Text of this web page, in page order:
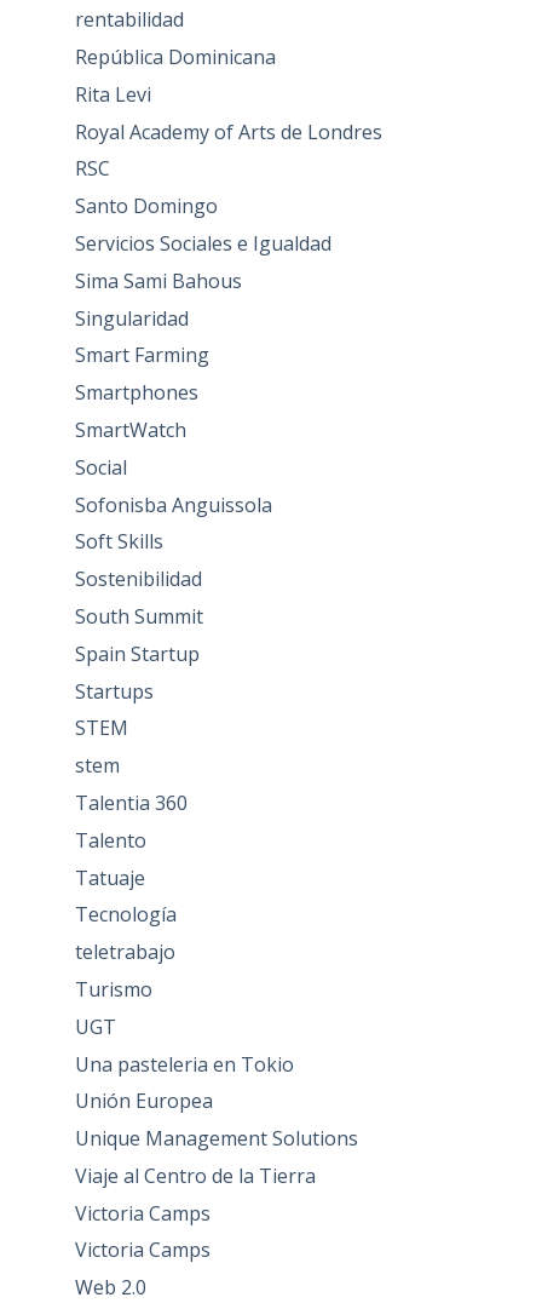
rentabilidad
República Dominicana
Rita Levi
Royal Academy of Arts de Londres
RSC
Santo Domingo
Servicios Sociales e Igualdad
Sima Sami Bahous
Singularidad
Smart Farming
Smartphones
SmartWatch
Social
Sofonisba Anguissola
Soft Skills
Sostenibilidad
South Summit
Spain Startup
Startups
STEM
stem
Talentia 360
Talento
Tatuaje
Tecnología
teletrabajo
Turismo
UGT
Una pasteleria en Tokio
Unión Europea
Unique Management Solutions
Viaje al Centro de la Tierra
Victoria Camps
Victoria Camps
Web 2.0